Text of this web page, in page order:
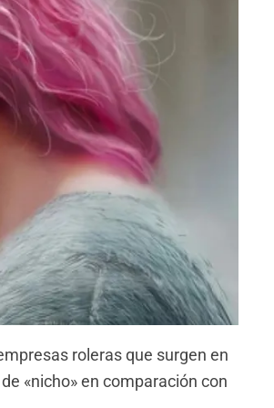
roleras que surgen en
«nicho» en comparación con